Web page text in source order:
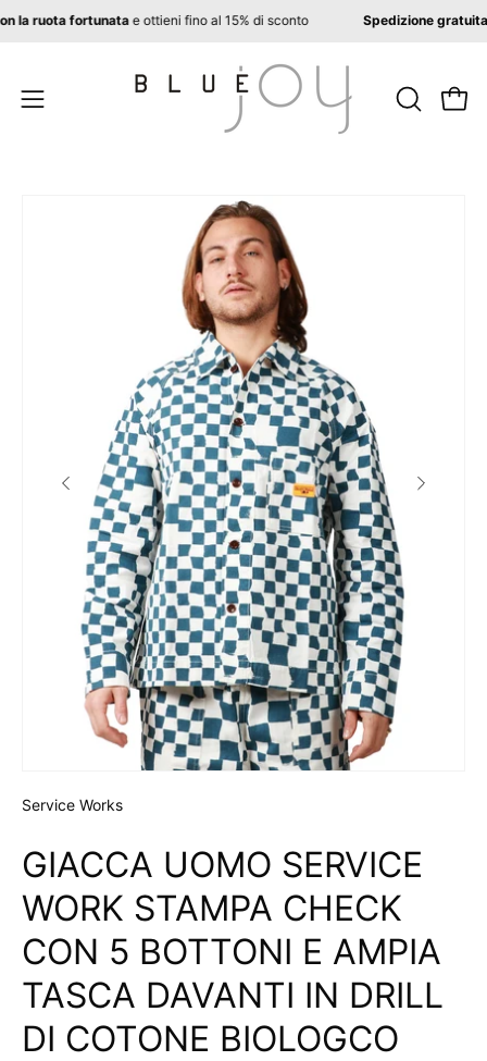
Salta
con la ruota fortunatae ottieni fino al 15% di sconto Spedizione
Apri
APRI Apri
Service Works
GIACCA UOMO SERVICE
WORK STAMPA CHECK
CON 5 BOTTONI E AMPIA
TASCA DAVANTI IN DRILL
DI COTONE BIOLOGCO